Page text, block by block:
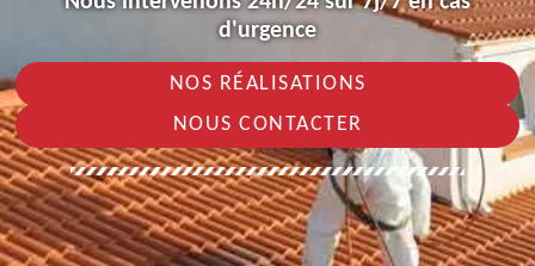
d'urgence
NOS RÉALISATIONS
NOUS CONTACTER